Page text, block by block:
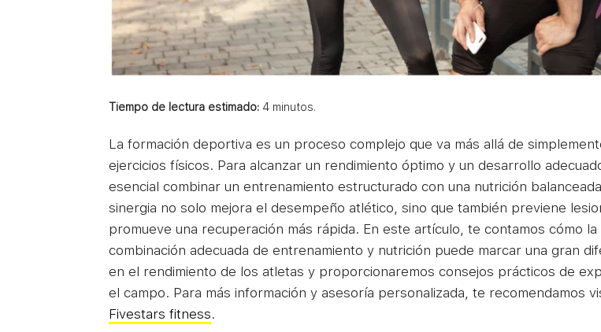
Tiempo de lectura estimado: 4 minutos.
La formación deportiva es un proceso complejo que va más allá de
ejercicios físicos. Para alcanzar un rendimiento óptimo y un desarrollo
esencial combinar un entrenamiento estructurado con una nutrición
sinergia no solo mejora el desempeño atlético, sino que también previene
promueve una recuperación más rápida. En este artículo, te contamos cómo la
combinación adecuada de entrenamiento y nutrición puede marcar una gran
en el rendimiento de los atletas y proporcionaremos consejos prácticos de
el campo. Para más información y asesoría personalizada, te recomendamos
Fivestars fitness.